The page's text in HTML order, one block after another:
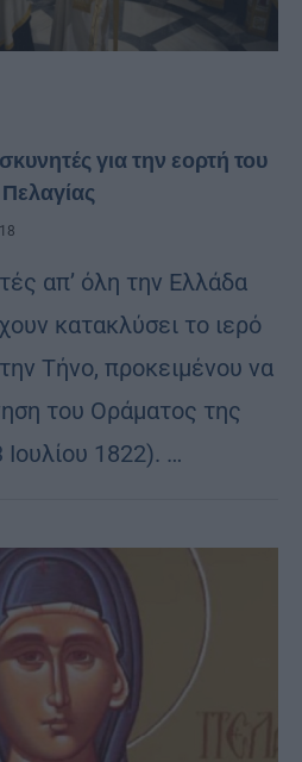
για την εορτή του
απ’ όλη την Ελλάδα
κατακλύσει το ιερό
Τήνο, προκειμένου να
του Οράματος της
1822). …